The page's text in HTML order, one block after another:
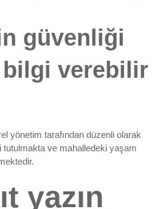
güvenliği
bilgi verebilir
yönetim tarafından düzenli olarak
tutulmakta ve mahalledeki yaşam
yazın